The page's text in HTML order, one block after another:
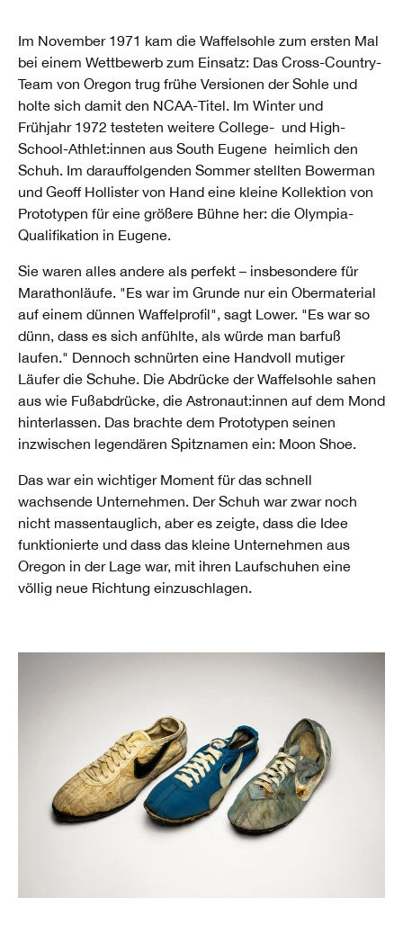
Im November 1971 kam die Waffelsohle zum ersten Mal
bei einem Wettbewerb zum Einsatz: Das Cross-Country-
Team von Oregon trug frühe Versionen der Sohle und
holte sich damit den NCAA-Titel. Im Winter und
Frühjahr 1972 testeten weitere College- und High-
School-Athlet:innen aus South Eugene heimlich den
Schuh. Im darauffolgenden Sommer stellten Bowerman
und Geoff Hollister von Hand eine kleine Kollektion von
Prototypen für eine größere Bühne her: die Olympia-
Qualifikation in Eugene.
Sie waren alles andere als perfekt – insbesondere für
Marathonläufe. "Es war im Grunde nur ein Obermaterial
auf einem dünnen Waffelprofil", sagt Lower. "Es war so
dünn, dass es sich anfühlte, als würde man barfuß
laufen." Dennoch schnürten eine Handvoll mutiger
Läufer die Schuhe. Die Abdrücke der Waffelsohle sahen
aus wie Fußabdrücke, die Astronaut:innen auf dem Mond
hinterlassen. Das brachte dem Prototypen seinen
inzwischen legendären Spitznamen ein: Moon Shoe.
Das war ein wichtiger Moment für das schnell
wachsende Unternehmen. Der Schuh war zwar noch
nicht massentauglich, aber es zeigte, dass die Idee
funktionierte und dass das kleine Unternehmen aus
Oregon in der Lage war, mit ihren Laufschuhen eine
völlig neue Richtung einzuschlagen.